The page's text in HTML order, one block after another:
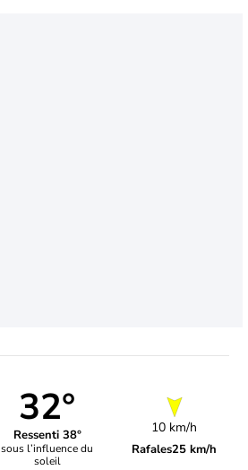
32°
Ressenti 38°
sous l’influence du
soleil
10 km/h
Rafales25 km/h